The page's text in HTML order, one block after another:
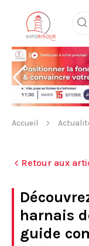
Accueil
Retour aux
harnais
guide